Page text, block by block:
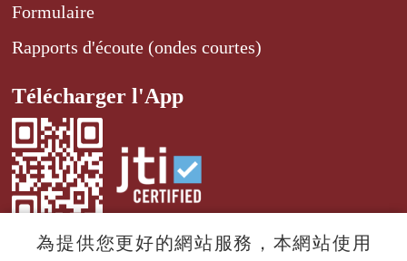
Formulaire
Rapports d'écoute (ondes courtes)
Télécharger l'App
為提供您更好的網站服務，本網站使用